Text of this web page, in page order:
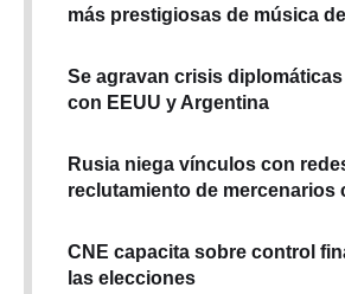
más prestigiosas de música
Se agravan crisis diplomáticas
con EEUU y Argentina
Rusia niega vínculos con
reclutamiento de mercenarios
CNE capacita sobre control
las elecciones